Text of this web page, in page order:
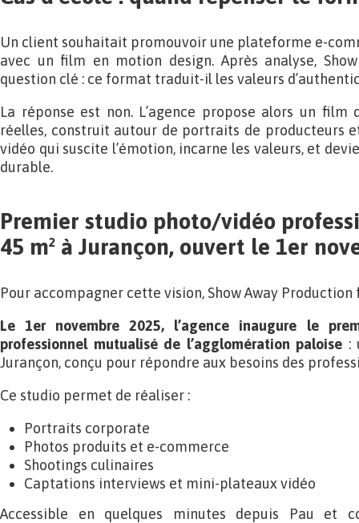
Un client souhaitait promouvoir une plateforme e-
avec un film en motion design. Après analyse,
question clé : ce format traduit-il les valeurs
La réponse est non. L’agence propose alors un
réelles, construit autour de portraits de producteurs
vidéo qui suscite l’émotion, incarne les valeurs, et
durable.
Premier studio photo/vidéo
45 m² à Jurançon, ouvert le 1er
Pour accompagner cette vision, Show Away
Le 1er novembre 2025, l’agence inaugure le
professionnel mutualisé de l’agglomération paloise :
Jurançon, conçu pour répondre aux besoins des
Ce studio permet de réaliser :
Portraits corporate
Photos produits et e-commerce
Shootings culinaires
Captations interviews et mini-plateaux vidéo
Accessible en quelques minutes depuis Pau et